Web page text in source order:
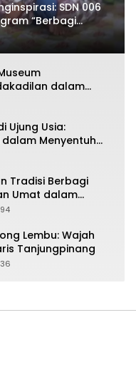
SDN 006
“Berbagi
dalam
Ujung Usia:
Menyentuh
Tradisi Berbagi
Umat dalam
dalam
Lembu: Wajah
Tanjungpinang